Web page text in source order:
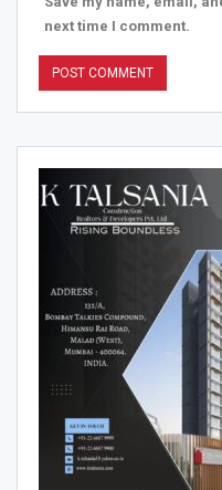
next time I comment.